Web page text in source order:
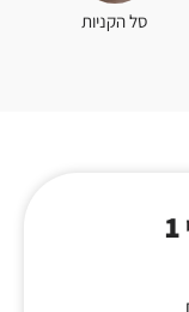
סל הקניות